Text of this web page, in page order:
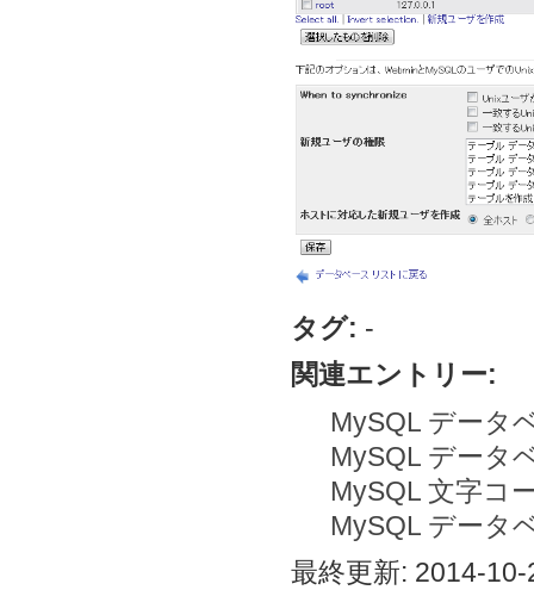
タグ: -
関連エントリー:
MySQL データ
MySQL データ
MySQL 文字コ
MySQL データ
最終更新: 2014-